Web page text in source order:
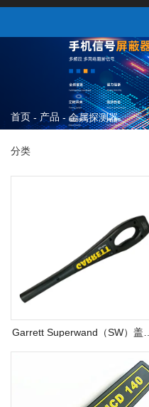
首页 -产品 - 金属探测器
分类
Garrett Superwand（SW）盖瑞